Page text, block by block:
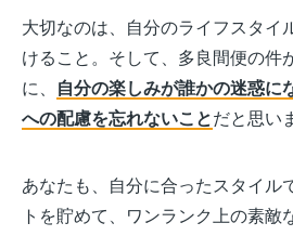
大切なのは、自分のライフスタイ
けること。そして、多良間便の件
に、
自分の楽しみが誰かの迷惑に
への配慮を忘れないことだと思い
あなたも、自分に合ったスタイル
トを貯めて、ワンランク上の素敵